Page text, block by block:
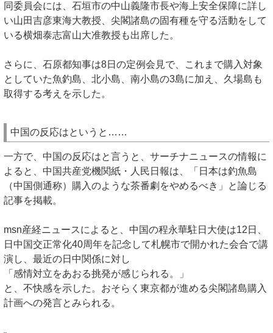
同委員会には、石垣市の中山義隆市長や海上安全保障に詳し
い山田吉彦東海大教授、尖閣諸島の固有種を守る活動をして
いる横畑泰志富山大准教授も出席した。
さらに、石原都知事は8日の定例会見で、これまで購入対象
としていた魚釣島、北小島、南小島の3島に加え、久場島も
取得する考えを示した。
中国の反応はというと……
一方で、中国の反応はと言うと、サーチナニュースの情報に
よると、中国共産党機関紙・人民日報は、「日本は釣魚島
（中国側通称）購入のような茶番劇をやめるべき」と論じる
記事を掲載。
msn産経ニュースによると、中国の程永華駐日大使は12日、
日中国交正常化40周年を記念して札幌市で開かれた会合で講
演し、最近の日中関係に対し
「感情対立をあおる挑発が感じられる。」
と、不快感を示した。おそらく東京都が進める尖閣諸島購入
計画への発言とみられる。